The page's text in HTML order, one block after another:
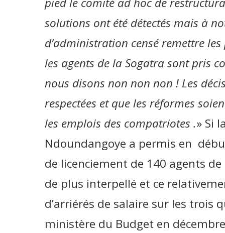
solutions ont été détectés mais à
d’administration censé remettre
les agents de la Sogatra sont pris
nous disons non non non ! Les
respectées et que les réformes
les emplois des compatriotes .» Si
Ndoundangoye a permis en
de licenciement de 140 agents
de plus interpellé et ce
d’arriérés de salaire sur les trois
ministère du Budget en